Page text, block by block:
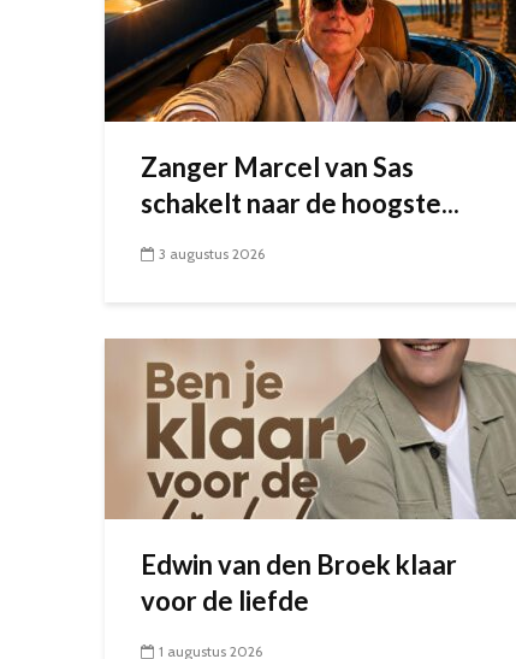
Zanger Marcel van Sas
schakelt naar de hoogste...
3 augustus 2026
Edwin van den Broek klaar
voor de liefde
1 augustus 2026